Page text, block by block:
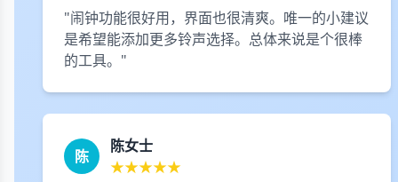
"闹钟功能很好用，界面也很清爽。唯一的小建议
是希望能添加更多铃声选择。总体来说是个很棒
的工具。"
陈
陈女士
★★★★★